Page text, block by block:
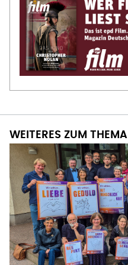
WEITERES ZUM THEMA